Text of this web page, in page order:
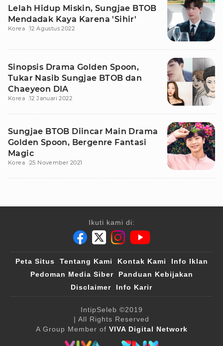
Lelah Hidup Miskin, Sungjae BTOB
Mendadak Kaya Karena 'Sihir'
Korea 12 Agustus 2022
Sinopsis Drama Golden Spoon,
Tukar Nasib Sungjae BTOB dan
Chaeyeon DIA
Korea 12 Januari 2022
Sungjae BTOB Diincar Main Drama
Golden Spoon, Bergenre Fantasi
Magic
Korea 25 November 2021
Ikuti kami di:
Peta Situs Tentang Kami Kontak Kami
Info Iklan
Pedoman Media Siber
Panduan Kebijakan
Disclaimer
Info Karir
IntipSeleb ©2019
| All Rights Reserved
A Group Member of VIVA Digital Network